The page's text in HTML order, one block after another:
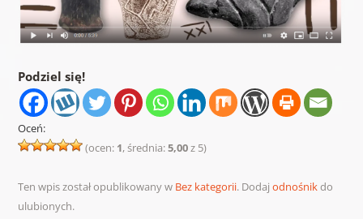
Podziel się!
Oceń:
(ocen: 1, średnia:5,00z 5)
Ten wpis został opublikowany w Bez kategorii. Dodaj odnośnikdo
ulubionych.